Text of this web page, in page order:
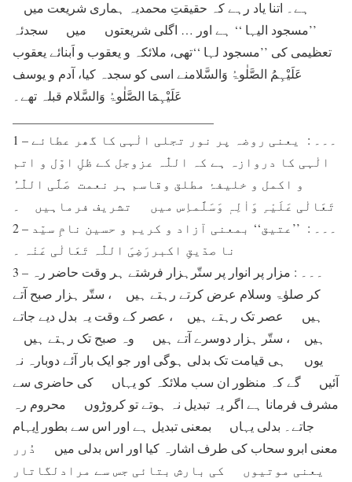
ہے۔ اتنا یاد رہے کہ حقیقتِ محمدیہ ہماری شریعت میں
’’مسجود الیہا ‘‘ ہے اور … اگلی شریعتوں میں سجدئہ
تعظیمی کی ’’مسجود لہا ‘‘تھی، ملائکہ و یعقوب و اَبنائے یعقوب
عَلَیْہِمُ الصَّلٰوۃُ وَالسَّلامنے اسی کو سجدہ کیا، آدم و یوسف
عَلَیْہِمَا الصَّلٰوۃُ وَالسَّلام قبلہ تھے۔
1 – ۔۔۔ : یعنی روضہ پر نور تجلی الٰہی کا گھر عطائے
الٰہی کا دروازہ ہے کہ اللّٰہ عزوجل کے ظلِ اوّل و اتم
و اکمل و خلیفۂ مطلق وقاسم ہر نعمت صَلَّی اللّٰہُ
تَعَالٰی عَلَیْہِ وَاٰلِہٖ وَسَلَّماِس میں تشریف فرماہیں ۔
2 – ۔۔۔ : ’’عتیق‘‘ بمعنی آزاد و کریم و حسین نامِ سیّد
نا صدّیقِ اکبررَضِیَ اللّٰہ تَعَالٰی عَنْہ ۔
3 – ۔۔۔ : مزار پر انوار پر ستّرہزار فرشتے ہر وقت حاضر رہ
کر صلوٰۃ وسلام عرض کرتے رہتے ہیں ، ستّر ہزار صبح آتے
ہیں عصر تک رہتے ہیں ، عصر کے وقت یہ بدل دیے جاتے
ہیں ، ستّر ہزار دوسرے آتے ہیں وہ صبح تک رہتے ہیں
یوں ہی قیامت تک بدلی ہوگی اور جو ایک بار آئے دوبارہ نہ
آئیں گے کہ منظور ان سب ملائکہ کو یہاں کی حاضری سے
مشرف فرمانا ہے اگر یہ تبدیل نہ ہوتے تو کروڑوں محروم رہ
جاتے۔ بدلی یہاں بمعنی تبدیل ہے اور اس سے بطور اِیہام
معنی ابرو سحاب کی طرف اشارہ کیا اور اس بدلی میں دُرر
یعنی موتیوں کی بارش بتائی جس سے مرادلگاتار